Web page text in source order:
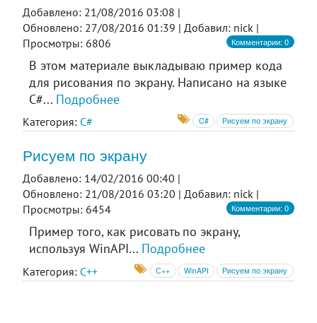
Добавлено: 21/08/2016 03:08 |
Обновлено: 27/08/2016 01:39 | Добавил: nick |
Просмотры: 6806
Комментарии: 0
В этом материале выкладываю пример кода
для рисования по экрану. Написано на языке
C#... Подробнее
Категория: C# C# Рисуем по экрану
Рисуем по экрану
Добавлено: 14/02/2016 00:40 |
Обновлено: 21/08/2016 03:20 |Добавил: nick |
Просмотры: 6454
Комментарии: 0
Пример того, как рисовать по экрану,
используя WinAPI... Подробнее
Категория: C++ С++ WinAPI Рисуем по экрану